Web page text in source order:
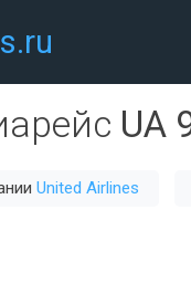
UA
United Airlines